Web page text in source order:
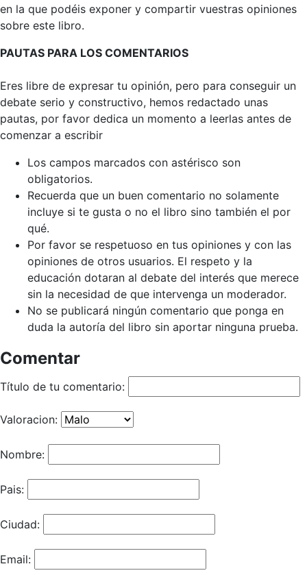
en la que podéis exponer y compartir vuestras opiniones
sobre este libro.
PAUTAS PARA LOS COMENTARIOS
Eres libre de expresar tu opinión, pero para conseguir un
debate serio y constructivo, hemos redactado unas
pautas, por favor dedica un momento a leerlas antes de
comenzar a escribir
Los campos marcados con astérisco son
obligatorios.
Recuerda que un buen comentario no solamente
incluye si te gusta o no el libro sino también el por
qué.
Por favor se respetuoso en tus opiniones y con las
opiniones de otros usuarios. El respeto y la
educación dotaran al debate del interés que merece
sin la necesidad de que intervenga un moderador.
No se publicará ningún comentario que ponga en
duda la autoría del libro sin aportar ninguna prueba.
Comentar
Título de tu comentario:
Valoracion:
Nombre:
Pais:
Ciudad:
Email: